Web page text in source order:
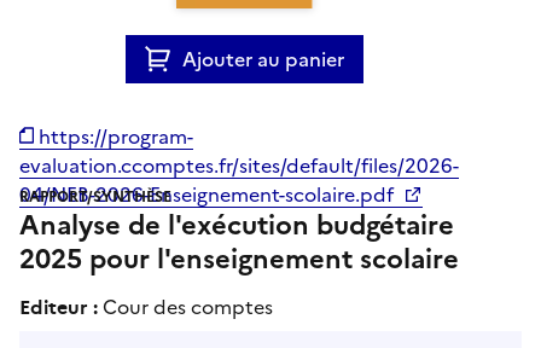
Ajouter au panier
https://program-
evaluation.ccomptes.fr/sites/default/files/2026-
04/NEB-2026-Enseignement-scolaire.pdf
RAPPORT/SYNTHÈSE
Analyse de l'exécution budgétaire
2025 pour l'enseignement scolaire
Editeur : Cour des comptes